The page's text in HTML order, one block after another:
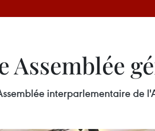
Assemblée
interparlementaire de